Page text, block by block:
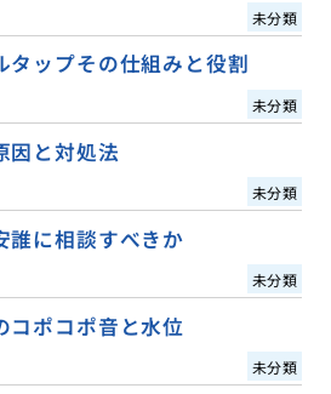
未分類
タップその仕組みと役割
未分類
因と対処法
未分類
誰に相談すべきか
未分類
コポコポ音と水位
未分類